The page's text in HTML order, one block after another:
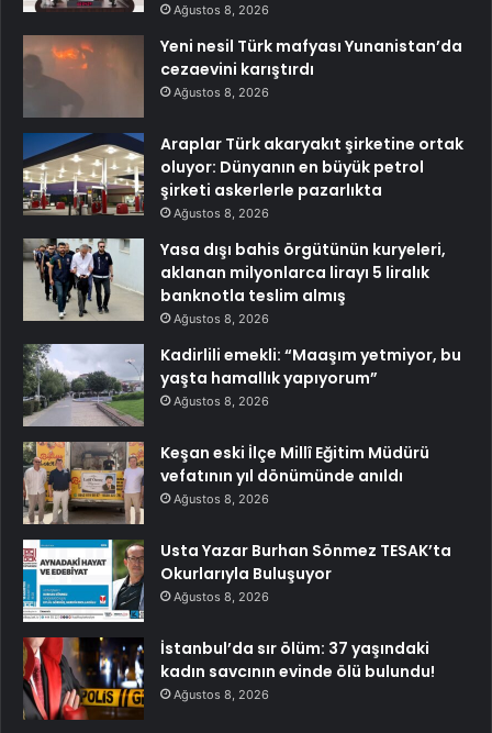
Ağustos 8, 2026
Yeni nesil Türk mafyası Yunanistan’da
cezaevini karıştırdı
Ağustos 8, 2026
Araplar Türk akaryakıt şirketine ortak
oluyor: Dünyanın en büyük petrol
şirketi askerlerle pazarlıkta
Ağustos 8, 2026
Yasa dışı bahis örgütünün kuryeleri,
aklanan milyonlarca lirayı 5 liralık
banknotla teslim almış
Ağustos 8, 2026
Kadirlili emekli: “Maaşım yetmiyor, bu
yaşta hamallık yapıyorum”
Ağustos 8, 2026
Keşan eski İlçe Millî Eğitim Müdürü
vefatının yıl dönümünde anıldı
Ağustos 8, 2026
Usta Yazar Burhan Sönmez TESAK’ta
Okurlarıyla Buluşuyor
Ağustos 8, 2026
İstanbul’da sır ölüm: 37 yaşındaki
kadın savcının evinde ölü bulundu!
Ağustos 8, 2026